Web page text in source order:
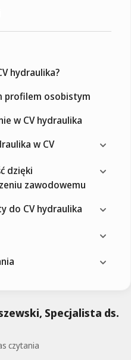
Specjalista ds.
czytania
hydraulika?
profilem osobistym
w CV hydraulika
w CV
dzięki
zawodowemu
do CV hydraulika